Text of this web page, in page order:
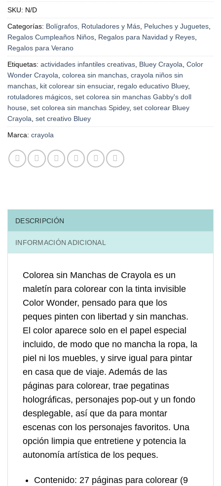
SKU: N/D
Categorías: Bolígrafos, Rotuladores y Más Peluches y Juguetes
Regalos Cumpleaños Niños Regalos para Navidad y Reyes
Regalos para Verano
Etiquetas: actividades infantiles creativas Bluey Crayola Color
Wonder Crayola colorea sin manchas crayola niños sin
manchas kit colorear sin ensuciar, regalo educativo Bluey,
rotuladores mágicos set colorea sin manchas Gabby's doll
house set colorea sin manchas Spidey, set colorear Bluey
Crayola set creativo Bluey
Marca: crayola
DESCRIPCIÓN
INFORMACIÓN ADICIONAL
Colorea sin Manchas de Crayola es un
maletín para colorear con la tinta invisible
Color Wonder, pensado para que los
peques pinten con libertad y sin manchas.
El color aparece solo en el papel especial
incluido, de modo que no mancha la ropa, la
piel ni los muebles, y sirve igual para pintar
en casa que de viaje. Además de las
páginas para colorear, trae pegatinas
holográficas, personajes pop-out y un fondo
desplegable, así que da para montar
escenas con los personajes favoritos. Una
opción limpia que entretiene y potencia la
autonomía artística de los peques.
Contenido: 27 páginas para colorear (9